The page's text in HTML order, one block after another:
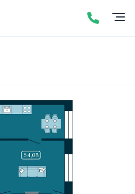
Контакты
Написать в WhatsApp